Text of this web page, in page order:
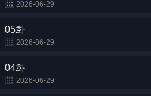
2026-06-29
05화
2026-06-29
04화
2026-06-29